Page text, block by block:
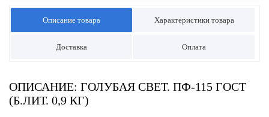
Описание товара Характеристики товара
Доставка Оплата
ОПИСАНИЕ: ГОЛУБАЯ СВЕТ. ПФ-115 ГОСТ
(Б.ЛИТ. 0,9 КГ)